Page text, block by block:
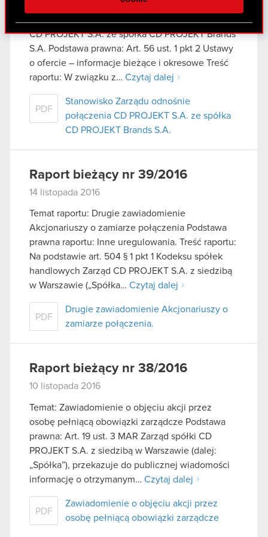
Partnerzy mogą połączyć te informacje z innymi
danymi otrzymanymi od Ciebie lub uzyskanymi
podczas korzystania z ich usług. Kontynuując
korzystanie z naszej witryny, zgadasz się na
używanie plików cookie.
CD PROJEKT S.A. ze spółka CD PROJEKT Brands
S.A. Podstawa prawna: Art. 56 ust. 1 pkt 2 Ustawy
o ofercie – informacje bieżące i okresowe Treść
raportu: W związku z… Czytaj dalej
PDF
Stanowisko Zarządu odnośnie
połączenia CD PROJEKT S.A. ze spółka
CD PROJEKT Brands S.A.
Raport bieżący nr 39/2016
14 listopada 2016
Temat raportu: Drugie zawiadomienie
Akcjonariuszy o zamiarze połączenia Podstawa
prawna raportu: Inne uregulowania. Treść raportu:
Na podstawie art. 504 § 1 pkt 1 Kodeksu spółek
handlowych Zarząd CD PROJEKT S.A. z siedzibą
w Warszawie („Spółka… Czytaj dalej
PDF
Drugie zawiadomienie Akcjonariuszy o
zamiarze połączenia.
Raport bieżący nr 38/2016
10 listopada 2016
Temat: Zawiadomienie o objęciu akcji przez
osobę pełniącą obowiązki zarządcze Podstawa
prawna: Art. 19 ust. 3 MAR Zarząd spółki CD
PROJEKT S.A. z siedzibą w Warszawie (dalej:
„Spółka”), przekazuje do publicznej wiadomości
informację o otrzymanym… Czytaj dalej
PDF
Zawiadomienie o objęciu akcji przez
osobę pełniącą obowiązki zarządcze